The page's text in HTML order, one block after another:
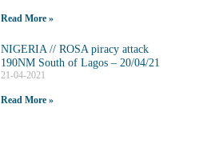
Read More »
NIGERIA // ROSA piracy attack
190NM South of Lagos – 20/04/21
21-04-2021
Read More »